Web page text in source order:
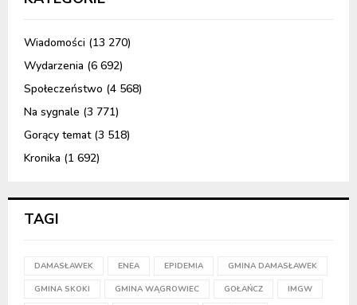
Wiadomości (13 270)
Wydarzenia (6 692)
Społeczeństwo (4 568)
Na sygnale (3 771)
Gorący temat(3 518)
Kronika (1 692)
TAGI
DAMASŁAWEK ENEA EPIDEMIA GMINA DAMASŁAWEK
GMINA SKOKI GMINA WĄGROWIEC GOŁAŃCZ IMGW